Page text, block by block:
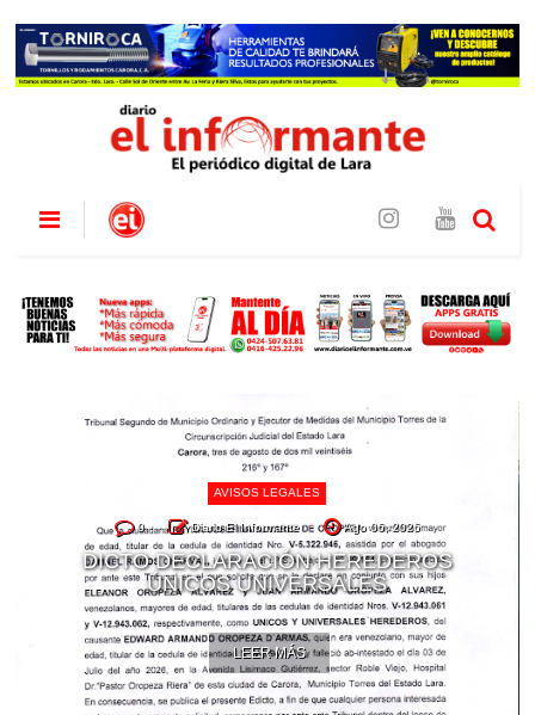
AVISOS LEGALES
0 Diario El Informante Ago 06, 2026
DICTO DECLARACIÓN HEREDEROS
ÚNICOS UNIVERSALES
LEER MÁS